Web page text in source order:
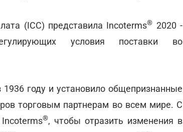
(IСС) представила Incoterms® 2020 -
условия поставки во
году и установило общепризнанные
торговым партнерам во всем мире. С
®, чтобы отразить изменения в